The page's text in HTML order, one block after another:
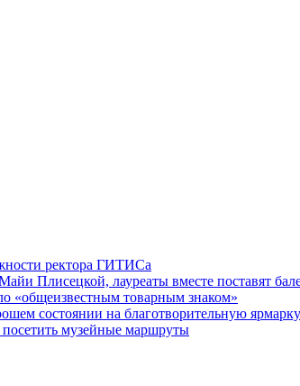
ректора ГИТИСа
Плисецкой, лауреаты вместе поставят
«общеизвестным товарным знаком»
состоянии на благотворительную ярмарку
посетить музейные маршруты